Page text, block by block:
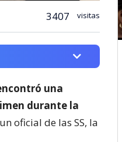
3407 visitas
una
durante la
oficial de las SS, la